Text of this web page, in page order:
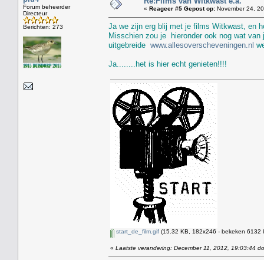
Forum beheerder
Directeur
Berichten: 273
« Reageer #5 Gepost op: November 24,
Ja we zijn erg blij met je films Witkwast, en
Misschien zou je hieronder ook nog wat van
uitgebreide www.allesoverscheveningen.nl
Ja........het is hier echt genieten!!!!
start_de_film.gif (15.32 KB, 182x246 - bekeken 6132
« Laatste verandering: December 11, 2012, 19:03:44